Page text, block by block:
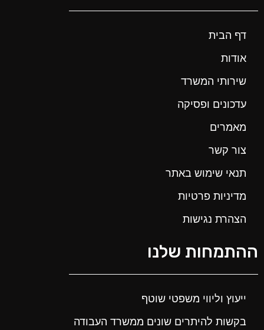
דף הבית
אודות
שירותי המשרד
עדכונים ופסיקה
מאמרים
צור קשר
תנאי שימוש באתר
מדיניות פרטיות
הצהרת נגישות
ההתמחות שלנו
ייעוץ וליווי משפטי שוטף
בקשות להיתרים שונים ממשרד העבודה